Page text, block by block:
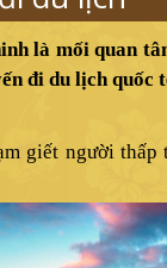
là mối quan
đi du lịch quốc
giết người thấp